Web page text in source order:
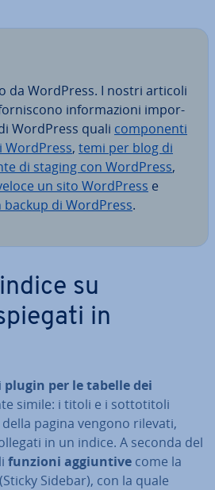
da WordPress. I nostri articoli
in­for­ma­zio­ni im­por­
WordPress quali com­po­nen­ti
, temi per blog di
di staging con WordPress,
un sito WordPress e
di WordPress.
su
in
plugin per le tabelle dei
simile: i titoli e i sot­to­ti­to­li
pagina vengono rilevati,
in un indice. A seconda del
funzioni ag­giun­ti­ve come la
Sidebar), con la quale